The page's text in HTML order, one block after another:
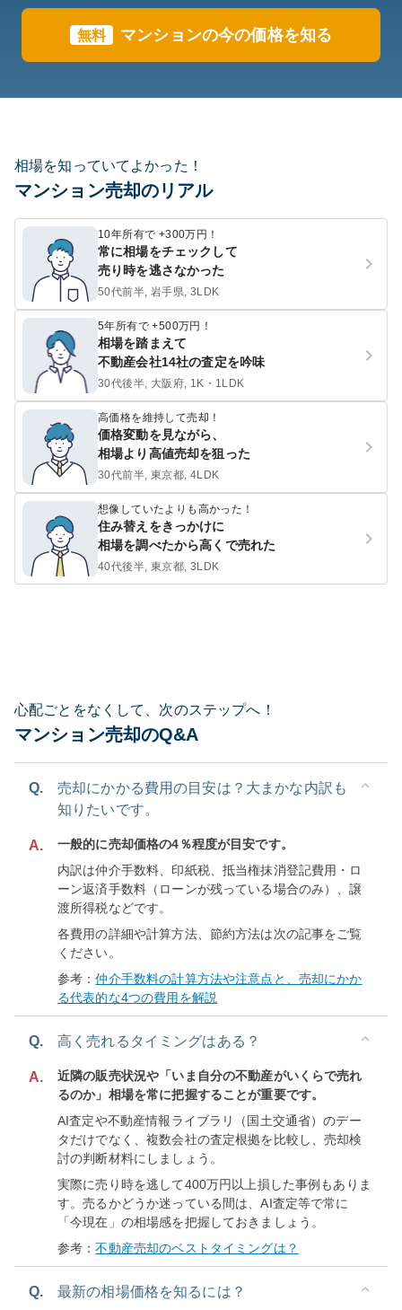
無料 マンションの今の価格を知る
相場を知っていてよかった！
マンション売却のリアル
10年所有で +300万円！
常に相場をチェックして
売り時を逃さなかった
50代前半, 岩手県, 3LDK
5年所有で +500万円！
相場を踏まえて
不動産会社14社の査定を吟味
30代後半, 大阪府, 1K・1LDK
高価格を維持して売却！
価格変動を見ながら、
相場より高値売却を狙った
30代前半, 東京都, 4LDK
想像していたよりも高かった！
住み替えをきっかけに
相場を調べたから高くで売れた
40代後半, 東京都, 3LDK
心配ごとをなくして、次のステップへ！
マンション売却のQ&A
Q.
売却にかかる費用の目安は？大まかな内訳も
知りたいです。
A.
一般的に売却価格の4％程度が目安です。
内訳は仲介手数料、印紙税、抵当権抹消登記費用・ロ
ーン返済手数料（ローンが残っている場合のみ）、譲
渡所得税などです。
各費用の詳細や計算方法、節約方法は次の記事をご覧
ください。
参考：仲介手数料の計算方法や注意点と、売却にかか
る代表的な4つの費用を解説
Q. 高く売れるタイミングはある？
A.
近隣の販売状況や「いま自分の不動産がいくらで売れ
るのか」相場を常に把握することが重要です。
AI査定や不動産情報ライブラリ（国土交通省）のデー
タだけでなく、複数会社の査定根拠を比較し、売却検
討の判断材料にしましょう。
実際に売り時を逃して400万円以上損した事例もありま
す。売るかどうか迷っている間は、AI査定等で常に
「今現在」の相場感を把握しておきましょう。
参考：不動産売却のベストタイミングは？
Q. 最新の相場価格を知るには？